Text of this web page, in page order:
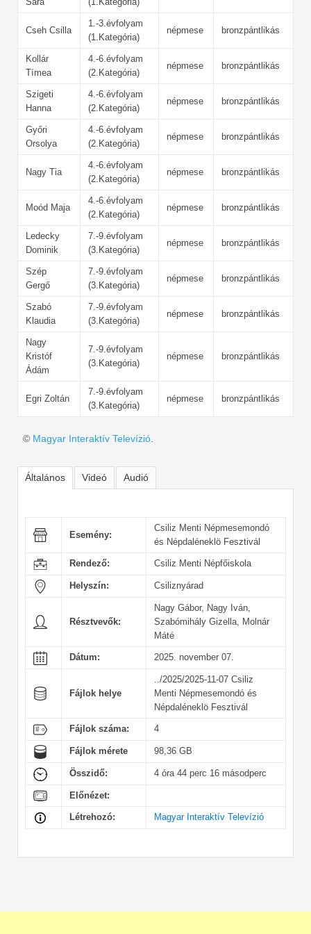
Cseh Csilla
1.-3.évfolyam
(1.Kategória)
népmese bronzpántlikás
Kollár
Tímea
4.-6.évfolyam
(2.Kategória)
népmese bronzpántlikás
Szigeti
Hanna
4.-6.évfolyam
(2.Kategória)
népmese bronzpántlikás
Győri
Orsolya
4.-6.évfolyam
(2.Kategória)
népmese bronzpántlikás
Nagy Tia
4.-6.évfolyam
(2.Kategória)
népmese bronzpántlikás
Moód Maja
4.-6.évfolyam
(2.Kategória)
népmese bronzpántlikás
Ledecky
Dominik
7.-9.évfolyam
(3.Kategória)
népmese bronzpántlikás
Szép
Gergő
7.-9.évfolyam
(3.Kategória)
népmese bronzpántlikás
Szabó
Klaudia
7.-9.évfolyam
(3.Kategória)
népmese bronzpántlikás
Nagy
Kristóf
Ádám
7.-9.évfolyam
(3.Kategória)
népmese bronzpántlikás
Egri Zoltán
7.-9.évfolyam
(3.Kategória)
népmese bronzpántlikás
© Magyar Interaktív Televízió.
Általános Videó Audió
Esemény:
Csiliz Menti Népmesemondó
és Népdaléneklö Fesztivál
Rendező: Csiliz Menti Népfőiskola
Helyszín: Csiliznyárad
Résztvevők:
Nagy Gábor, Nagy Iván,
Szabómihály Gizella, Molnár
Máté
Dátum: 2025. november 07.
Fájlok helye
../2025/2025-11-07 Csiliz
Menti Népmesemondó és
Népdaléneklö Fesztivál
Fájlok száma: 4
Fájlok mérete 98,36 GB
Összidő: 4 óra 44 perc 16 másodperc
Előnézet:
Létrehozó: Magyar Interaktív Televízió